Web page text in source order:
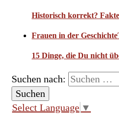
Historisch korrekt?
Frauen in der Geschichte
15 Dinge, die Du nicht
Suchen nach:
Select Language ▼